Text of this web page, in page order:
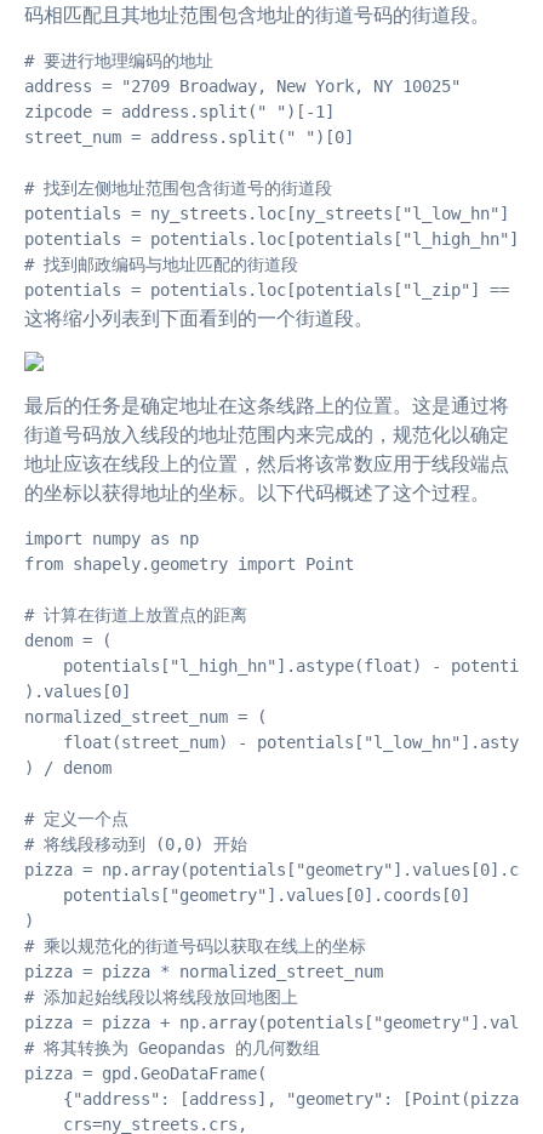
码相匹配且其地址范围包含地址的街道号码的街道段。
# 要进行地理编码的地址
address = "2709 Broadway, New York, NY 10025"
zipcode = address.split(" ")[-1]
street_num = address.split(" ")[0]
# 找到左侧地址范围包含街道号的街道段
potentials = ny_streets.loc[ny_streets["l_low_hn"] <
potentials = potentials.loc[potentials["l_high_hn"] >
# 找到邮政编码与地址匹配的街道段
potentials = potentials.loc[potentials["l_zip"] ==
这将缩小列表到下面看到的一个街道段。
最后的任务是确定地址在这条线路上的位置。这是通过将
街道号码放入线段的地址范围内来完成的，规范化以确定
地址应该在线段上的位置，然后将该常数应用于线段端点
的坐标以获得地址的坐标。以下代码概述了这个过程。
import numpy as np
from shapely.geometry import Point
# 计算在街道上放置点的距离
denom = (
potentials["l_high_hn"].astype(float) -
).values[0]
normalized_street_num = (
float(street_num) -
) / denom
# 定义一个点
# 将线段移动到 (0,0) 开始
pizza =
    potentials["geometry"].values[0].coords[0]
)
# 乘以规范化的街道号码以获取在线上的坐标
pizza = pizza * normalized_street_num
# 添加起始线段以将线段放回地图上
pizza = pizza +
# 将其转换为 Geopandas 的几何数组
pizza = gpd.GeoDataFrame(
{"address": [address], "geometry":
    crs=ny_streets.crs,